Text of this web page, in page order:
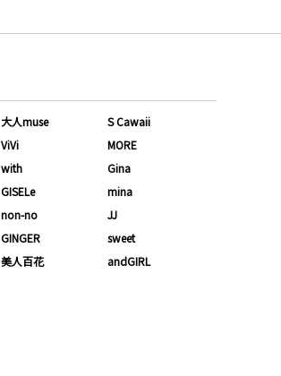
大人muse
S Cawaii
ViVi
MORE
with
Gina
GISELe
mina
non-no
JJ
GINGER
sweet
美人百花
andGIRL